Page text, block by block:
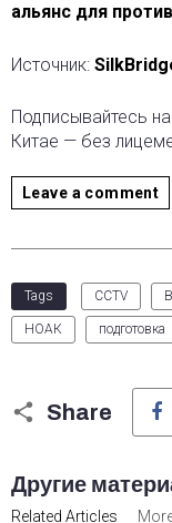
альянс для
Источник:
Подписывайтесь
Китае — без
Leave a comment
Tags CCTV
НОАК подготовка
Share
Другие
Related Articles